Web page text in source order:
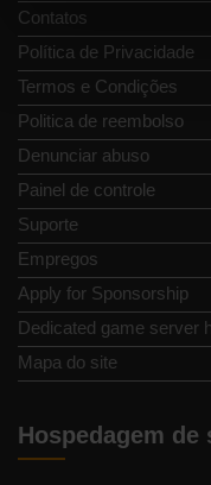
Contatos
Política de Privacidade
Termos e Condições
Politica de reembolso
Denunciar abuso
Painel de controle
Suporte
Empregos
Apply for Sponsorship
Dedicated game server
Mapa do site
Hospedagem